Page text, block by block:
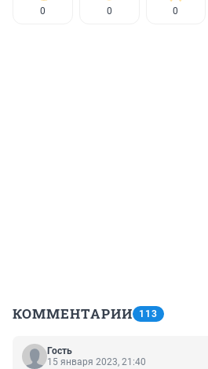
0 0 0
КОММЕНТАРИИ 113
Гость
15 января 2023, 21:40